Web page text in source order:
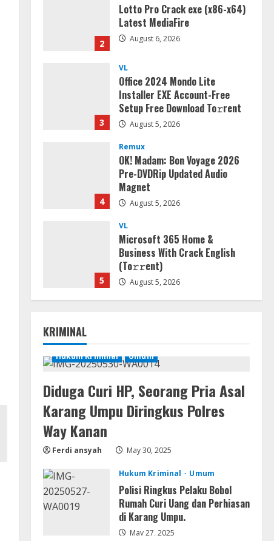
2
Lotto Pro Crack exe (x86-x64)
Latest MediaFire
August 6, 2026
3
VL
Office 2024 Mondo Lite
Installer EXE Account-Free
Setup Frее Download To𝚛rent
August 5, 2026
4
Remux
OK! Madam: Bon Voyage 2026
Pre-DVDRip Updated Audio
Magnet
August 5, 2026
5
VL
Microsoft 365 Home &
Business With Crack English
(To𝚛𝚛еnt)
August 5, 2026
1 August 6, 2026
2
Serialers
Lotto Pro Crack exe (x86-x64)
Latest MediaFire
Office 2024 Mondo Lite
Installer EXE Account-Free
Setup Frее Download To𝚛rent
August 5, 2026
KRIMINAL
Hukum Kriminal Umum
Diduga Curi HP, Seorang Pria Asal
Karang Umpu Diringkus Polres
Way Kanan
Ferdi ansyah May 30, 2025
Hukum Kriminal Umum
Polisi Ringkus Pelaku Bobol
Rumah Curi Uang dan Perhiasan
di Karang Umpu.
May 27, 2025